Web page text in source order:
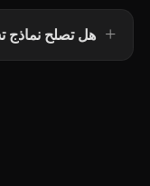
هل تصلح نماذج